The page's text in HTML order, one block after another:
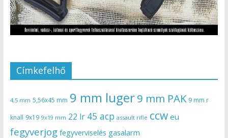
Címkefelhő
4,5 mm 5,56x45 mm 9 mm luger9 mm PAK 9 mm r
knall 9x19 9x19 mm 22 lr 45 acp assault rifle ccw eu
fegyverjog fegyverviselés gasalarm